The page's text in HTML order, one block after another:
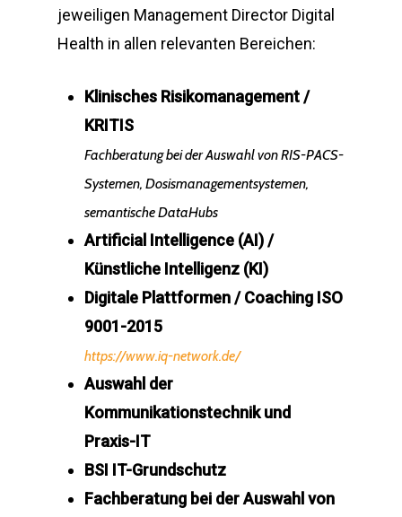
jeweiligen Management Director Digital
Health in allen relevanten Bereichen:
Klinisches Risikomanagement /
KRITIS
Fachberatung bei der Auswahl von RIS-PACS-
Systemen, Dosismanagementsystemen,
semantische DataHubs
Artificial Intelligence (AI) /
Künstliche Intelligenz (KI)
Digitale Plattformen / Coaching ISO
9001-2015
https://www.iq-network.de/
Auswahl der
Kommunikationstechnik und
Praxis-IT
BSI IT-Grundschutz
Fachberatung bei der Auswahl von